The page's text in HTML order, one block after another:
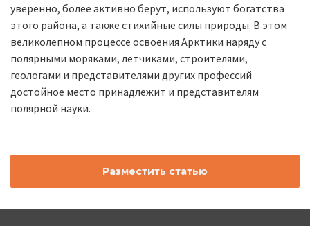
уверенно, более активно берут, используют богатства
этого района, а также стихийные силы природы. В этом
великолепном процессе освоения Арктики наряду с
полярными моряками, летчиками, строителями,
геологами и представителями других профессий
достойное место принадлежит и представителям
полярной науки.
Разместить статью